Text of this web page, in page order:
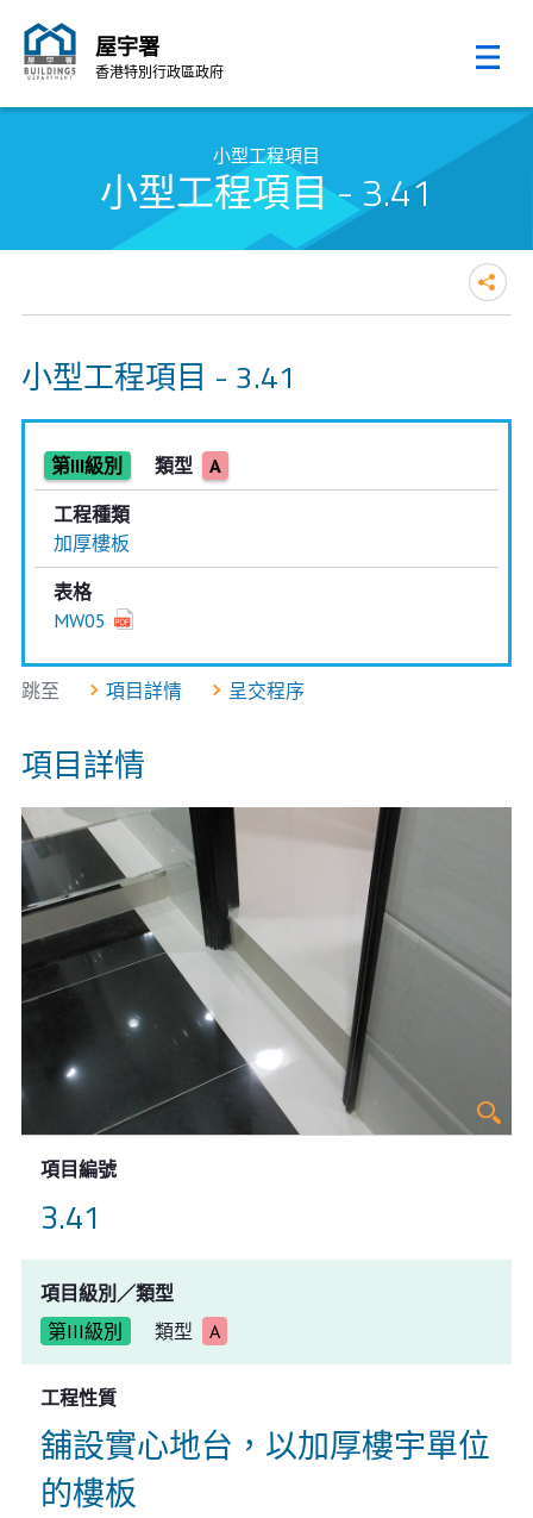
屋宇署
香港特別行政區政府
小型工程項目
小型工程項目 - 3.41
小型工程項目 - 3.41
第III級別 類型 A
工程種類
加厚樓板
表格
MW05
跳至 項目詳情 呈交程序
項目詳情
項目編號
3.41
項目級別／類型
第III級別
類型 A
工程性質
舖設實心地台，以加厚樓宇單位
的樓板